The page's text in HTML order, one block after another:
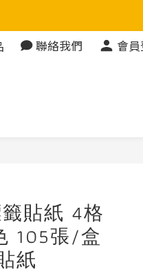
聯絡我們 會
貼紙 4格
105張/盒
紙